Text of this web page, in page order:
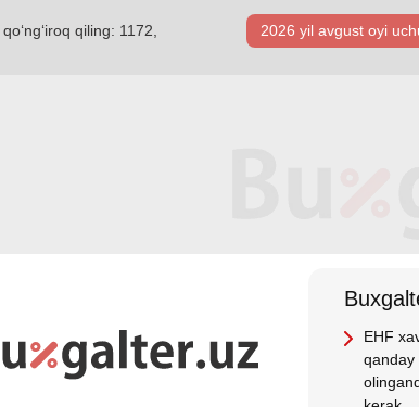
qiling: 1172,
2026 yil avgust oyi
EHF
qanday